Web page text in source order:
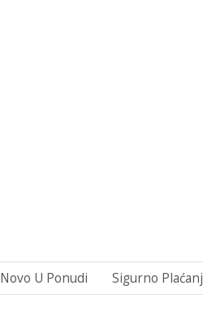
Novo U Ponudi Sigurno